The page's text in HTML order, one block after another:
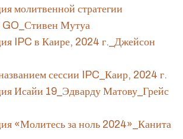
молитвенной стратегии
Мутуа
IPC в Каире, 2024 г._Джейсон
сессии IPC_Каир, 2024 г.
Исайи 19_Эдварду Матову_Грейс
«Молитесь за ноль 2024»_Канита